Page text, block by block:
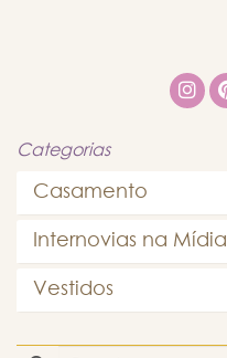
Categorias
Casamento
Internovias na Mídia
Vestidos